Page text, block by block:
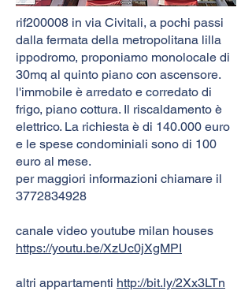
rif200008 in via Civitali, a pochi passi
dalla fermata della metropolitana lilla
ippodromo, proponiamo monolocale di
30mq al quinto piano con ascensore.
l'immobile è arredato e corredato di
frigo, piano cottura. Il riscaldamento è
elettrico. La richiesta è di 140.000 euro
e le spese condominiali sono di 100
euro al mese.
per maggiori informazioni chiamare il
3772834928
canale video youtube milan houses
https://youtu.be/XzUc0jXgMPI
altri appartamenti http://bit.ly/2Xx3LTn